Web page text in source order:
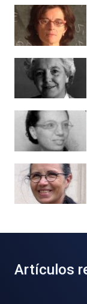
Artículos